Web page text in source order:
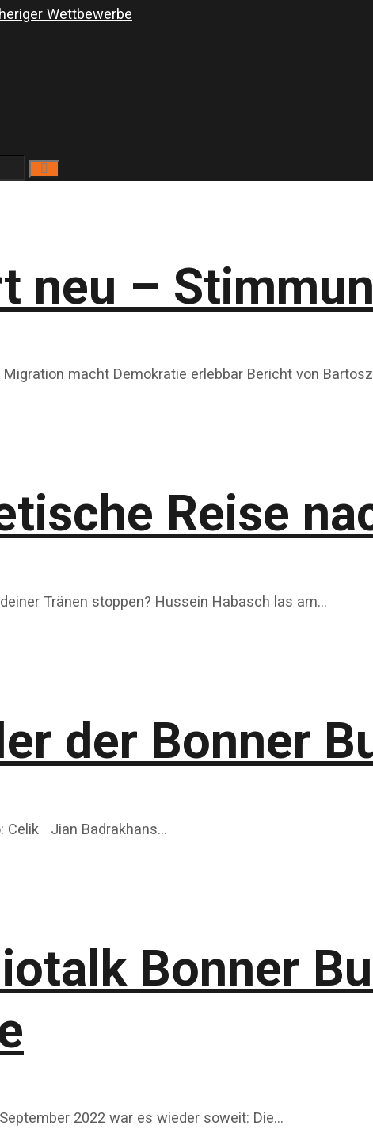
Wettbewerbe
neu –
Migration macht Demokratie erlebbar Bericht von
Reise
Tränen stoppen? Hussein Habasch las am…
der Bonner
Jian Badrakhans…
Bonner
2022 war es wieder soweit: Die…